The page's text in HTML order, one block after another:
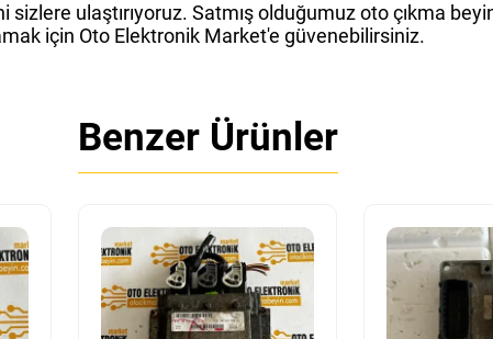
ulaştırıyoruz. Satmış olduğumuz oto çıkma
için Oto Elektronik Market'e güvenebilirsiniz.
Benzer Ürünler